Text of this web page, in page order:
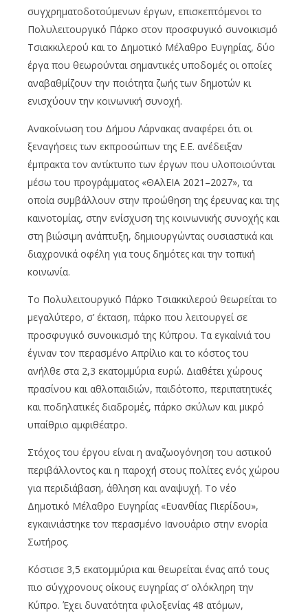
συγχρηματοδοτούμενων έργων, επισκεπτόμενοι το
Πολυλειτουργικό Πάρκο στον προσφυγικό συνοικισμό
Τσιακκιλερού και το Δημοτικό Μέλαθρο Ευγηρίας, δύο
έργα που θεωρούνται σημαντικές υποδομές οι οποίες
αναβαθμίζουν την ποιότητα ζωής των δημοτών κι
ενισχύουν την κοινωνική συνοχή.
Ανακοίνωση του Δήμου Λάρνακας αναφέρει ότι οι
ξεναγήσεις των εκπροσώπων της Ε.Ε. ανέδειξαν
έμπρακτα τον αντίκτυπο των έργων που υλοποιούνται
μέσω του προγράμματος «ΘΑλΕΙΑ 2021–2027», τα
οποία συμβάλλουν στην προώθηση της έρευνας και της
καινοτομίας, στην ενίσχυση της κοινωνικής συνοχής και
στη βιώσιμη ανάπτυξη, δημιουργώντας ουσιαστικά και
διαχρονικά οφέλη για τους δημότες και την τοπική
κοινωνία.
Το Πολυλειτουργικό Πάρκο Τσιακκιλερού θεωρείται το
μεγαλύτερο, σ’ έκταση, πάρκο που λειτουργεί σε
προσφυγικό συνοικισμό της Κύπρου. Τα εγκαίνιά του
έγιναν τον περασμένο Απρίλιο και το κόστος του
ανήλθε στα 2,3 εκατομμύρια ευρώ. Διαθέτει χώρους
πρασίνου και αθλοπαιδιών, παιδότοπο, περιπατητικές
και ποδηλατικές διαδρομές, πάρκο σκύλων και μικρό
υπαίθριο αμφιθέατρο.
Στόχος του έργου είναι η αναζωογόνηση του αστικού
περιβάλλοντος και η παροχή στους πολίτες ενός χώρου
για περιδιάβαση, άθληση και αναψυχή. Το νέο
Δημοτικό Μέλαθρο Ευγηρίας «Ευανθίας Πιερίδου»,
εγκαινιάστηκε τον περασμένο Ιανουάριο στην ενορία
Σωτήρος.
Κόστισε 3,5 εκατομμύρια και θεωρείται ένας από τους
πιο σύγχρονους οίκους ευγηρίας σ’ ολόκληρη την
Κύπρο. Έχει δυνατότητα φιλοξενίας 48 ατόμων,